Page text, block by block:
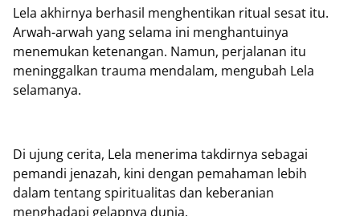
Lela akhirnya berhasil menghentikan ritual sesat itu.
Arwah-arwah yang selama ini menghantuinya
menemukan ketenangan. Namun, perjalanan itu
meninggalkan trauma mendalam, mengubah Lela
selamanya.
Di ujung cerita, Lela menerima takdirnya sebagai
pemandi jenazah, kini dengan pemahaman lebih
dalam tentang spiritualitas dan keberanian
menghadapi gelapnya dunia.